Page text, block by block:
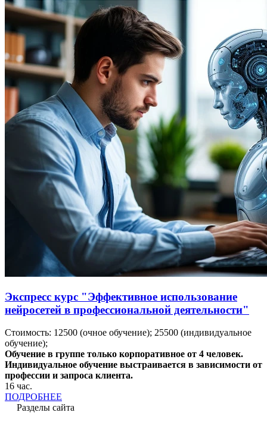
Экспресс курс "Эффективное использование
нейросетей в профессиональной деятельности"
Стоимость: 12500 (очное обучение); 25500 (индивидуальное
обучение);
Обучение в группе только корпоративное от 4 человек.
Индивидуальное обучение выстраивается в зависимости от
профессии и запроса клиента.
16 час.
ПОДРОБНЕЕ
Разделы сайта